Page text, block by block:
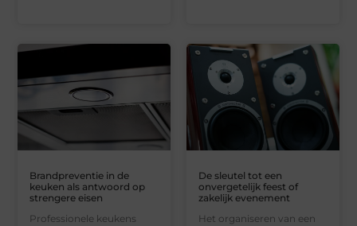
Brandpreventie in de
keuken als antwoord op
strengere eisen
Professionele keukens
De sleutel tot een
onvergetelijk feest of
zakelijk evenement
Het organiseren van een